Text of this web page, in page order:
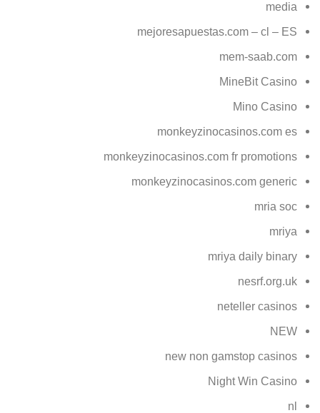
media
mejoresapuestas.com – cl – ES
mem-saab.com
MineBit Casino
Mino Casino
monkeyzinocasinos.com es
monkeyzinocasinos.com fr promotions
monkeyzinocasinos.com generic
mria soc
mriya
mriya daily binary
nesrf.org.uk
neteller casinos
NEW
new non gamstop casinos
Night Win Casino
nl